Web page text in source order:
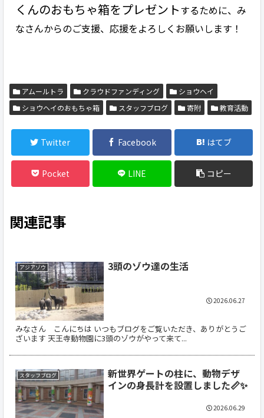
くんのおもちゃ箱をプレゼントするために、み
なさんからのご支援、応援をよろしくお願いします！
アムールトラ クラウドファンディング
ショウヘイ
ショウヘイのおもちゃ箱
スタッフブログ 寄附 教育活動
Twitter Facebook はてブ
Pocket LINE コピー
関連記事
アジアゾウ 3頭のゾウ達の生活
みなさん こんにちは いつもブログをご覧いただき、ありがとうご
ざいます 天王寺動物園に3頭のゾウがやって来て...
2026.06.27
スタッフブログ
新世界ゲートの柱に、動物デザ
インの身長計を設置しました📏✨
2026.06.29